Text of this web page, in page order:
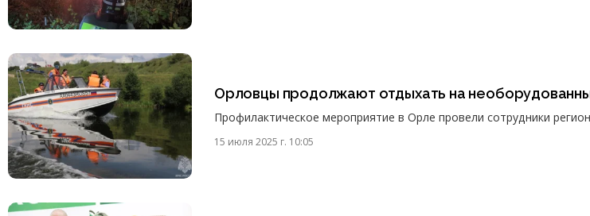
Орловцы продолжают отдыхать на
Профилактическое мероприятие в Орле провели сотрудники
15 июля 2025 г. 10:05